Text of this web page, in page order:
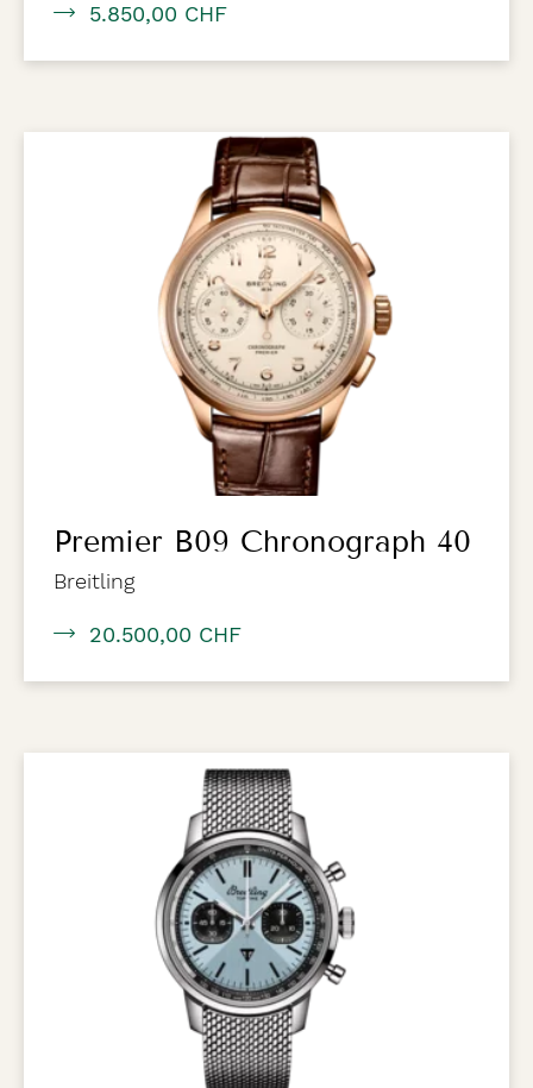
5.850,00 CHF
Premier B09 Chronograph 40
Breitling
20.500,00 CHF